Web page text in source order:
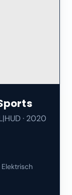
· 2020
Elektrisch